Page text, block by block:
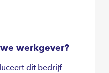
Of je nu ervaren
houten
je recht komt?
werkgever?
dit bedrijf